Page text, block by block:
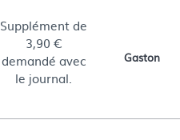
Supplément de
3,90 €
demandé avec
le journal.
Gaston